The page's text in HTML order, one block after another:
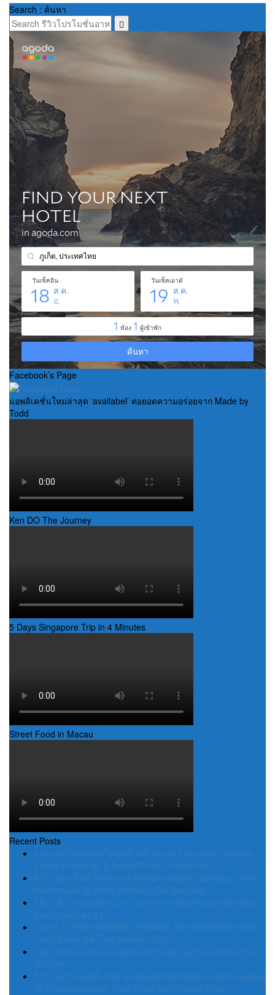
Search : ค้นหา
Facebook’s Page
แอพลิเคชั่นใหม่ล่าสุด ‘availabel’ ต่อยอดความอร่อยจาก Made by
Todd
Ken DO The Journey
5 Days Singapore Trip in 4 Minutes
Street Food in Macau
Recent Posts